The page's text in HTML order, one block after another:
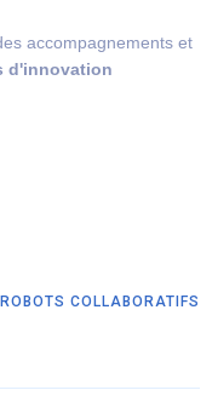
accompagnements et
d'innovation
ROBOTS COLLABORATIFS